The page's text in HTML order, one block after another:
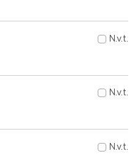
N.v.t.
N.v.t.
N.v.t.